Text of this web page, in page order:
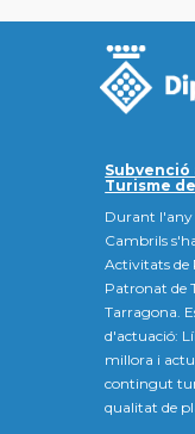
Turisme
Durant l'any
Cambrils
Activitats de
Patronat de
Tarragona.
d'actuació:
millora i
contingut
qualitat de